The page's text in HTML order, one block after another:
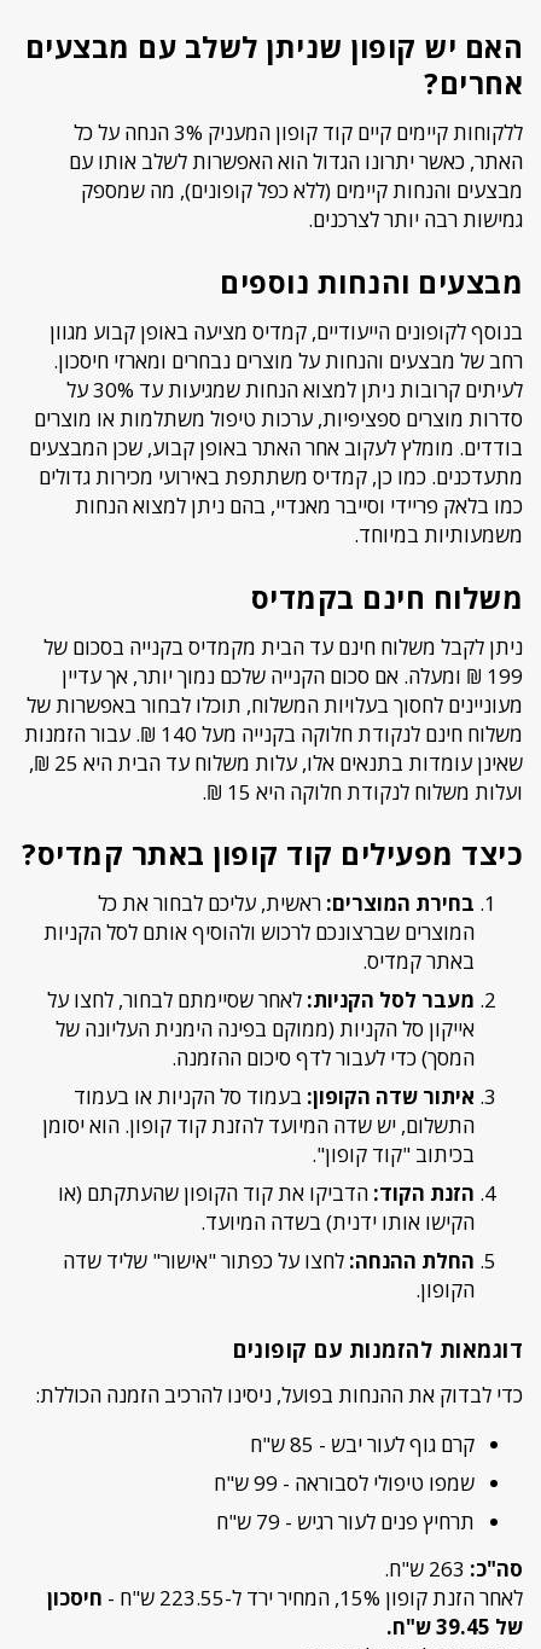
האם יש קופון שניתן לשלב עם מבצעים
אחרים?
ללקוחות קיימים קיים קוד קופון המעניק 3% הנחה על כל
האתר, כאשר יתרונו הגדול הוא האפשרות לשלב אותו עם
מבצעים והנחות קיימים (ללא כפל קופונים), מה שמספק
גמישות רבה יותר לצרכנים.
מבצעים והנחות נוספים
בנוסף לקופונים הייעודיים, קמדיס מציעה באופן קבוע מגוון
רחב של מבצעים והנחות על מוצרים נבחרים ומארזי חיסכון.
לעיתים קרובות ניתן למצוא הנחות שמגיעות עד 30% על
סדרות מוצרים ספציפיות, ערכות טיפול משתלמות או מוצרים
בודדים. מומלץ לעקוב אחר האתר באופן קבוע, שכן המבצעים
מתעדכנים. כמו כן, קמדיס משתתפת באירועי מכירות גדולים
כמו בלאק פריידי וסייבר מאנדיי, בהם ניתן למצוא הנחות
משמעותיות במיוחד.
משלוח חינם בקמדיס
ניתן לקבל משלוח חינם עד הבית מקמדיס בקנייה בסכום של
199 ₪ ומעלה. אם סכום הקנייה שלכם נמוך יותר, אך עדיין
מעוניינים לחסוך בעלויות המשלוח, תוכלו לבחור באפשרות של
משלוח חינם לנקודת חלוקה בקנייה מעל 140 ₪. עבור הזמנות
שאינן עומדות בתנאים אלו, עלות משלוח עד הבית היא 25 ₪,
ועלות משלוח לנקודת חלוקה היא 15 ₪.
כיצד מפעילים קוד קופון באתר קמדיס?
בחירת המוצרים: ראשית, עליכם לבחור את כל
המוצרים שברצונכם לרכוש ולהוסיף אותם לסל הקניות
באתר קמדיס.
מעבר לסל הקניות: לאחר שסיימתם לבחור, לחצו על
אייקון סל הקניות (ממוקם בפינה הימנית העליונה של
המסך) כדי לעבור לדף סיכום ההזמנה.
איתור שדה הקופון: בעמוד סל הקניות או בעמוד
התשלום, יש שדה המיועד להזנת קוד קופון. הוא יסומן
בכיתוב "קוד קופון".
הזנת הקוד: הדביקו את קוד הקופון שהעתקתם (או
הקישו אותו ידנית) בשדה המיועד.
החלת ההנחה: לחצו על כפתור "אישור" שליד שדה
הקופון.
דוגמאות להזמנות עם קופונים
כדי לבדוק את ההנחות בפועל, ניסינו להרכיב הזמנה הכוללת:
קרם גוף לעור יבש - 85 ש"ח
שמפו טיפולי לסבוראה - 99 ש"ח
תרחיץ פנים לעור רגיש - 79 ש"ח
סה"כ:
לאחר הזנת קופון 15%, המחיר ירד ל-223.55 ש"ח -
חיסכון
של 39.45 ש"ח.